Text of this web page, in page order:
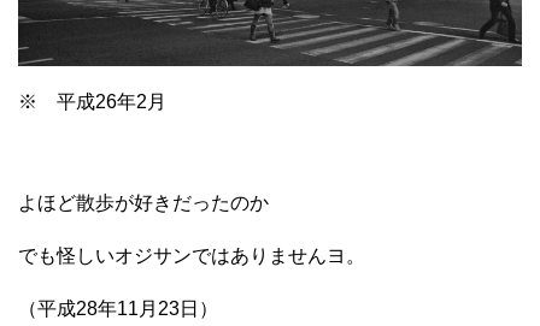
※ 平成26年2月
よほど散歩が好きだったのか
でも怪しいオジサンではありませんヨ。
（平成28年11月23日）